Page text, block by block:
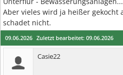
Aber vieles wird ja heißer gekocht
schadet nicht.
09.06.2026 Zuletzt bearbeitet: 09.06.2026
Casie22